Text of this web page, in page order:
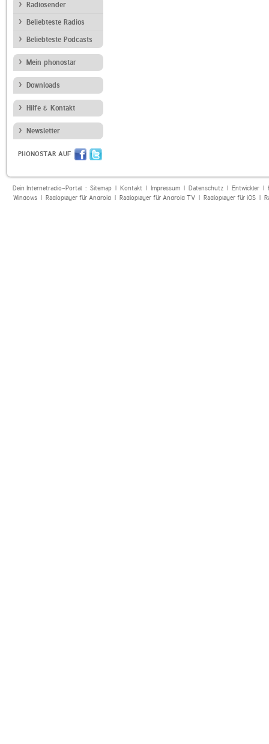
Radiosender
Beliebteste Radios
Beliebteste Podcasts
Mein phonostar
Downloads
Hilfe & Kontakt
Newsletter
PHONOSTAR AUF
Dein Internetradio-Portal : Sitemap| Kontakt| Impressum| Datenschutz| Entwickler|
Windows| Radioplayer für Android| Radioplayer für Android TV| Radioplayer für iOS|